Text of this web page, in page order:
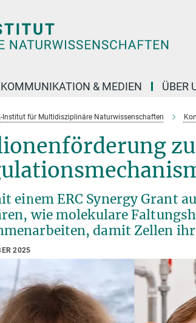
KOMMUNIKATION & MEDIEN ÜBER
Institut für Multidisziplinäre Naturwissenschaften
einem ERC Synergy Grant
wie molekulare
damit Zellen
2025